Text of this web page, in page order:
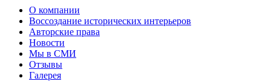
О компании
Воссоздание исторических интерьеров
Авторские права
Новости
Мы в СМИ
Отзывы
Галерея